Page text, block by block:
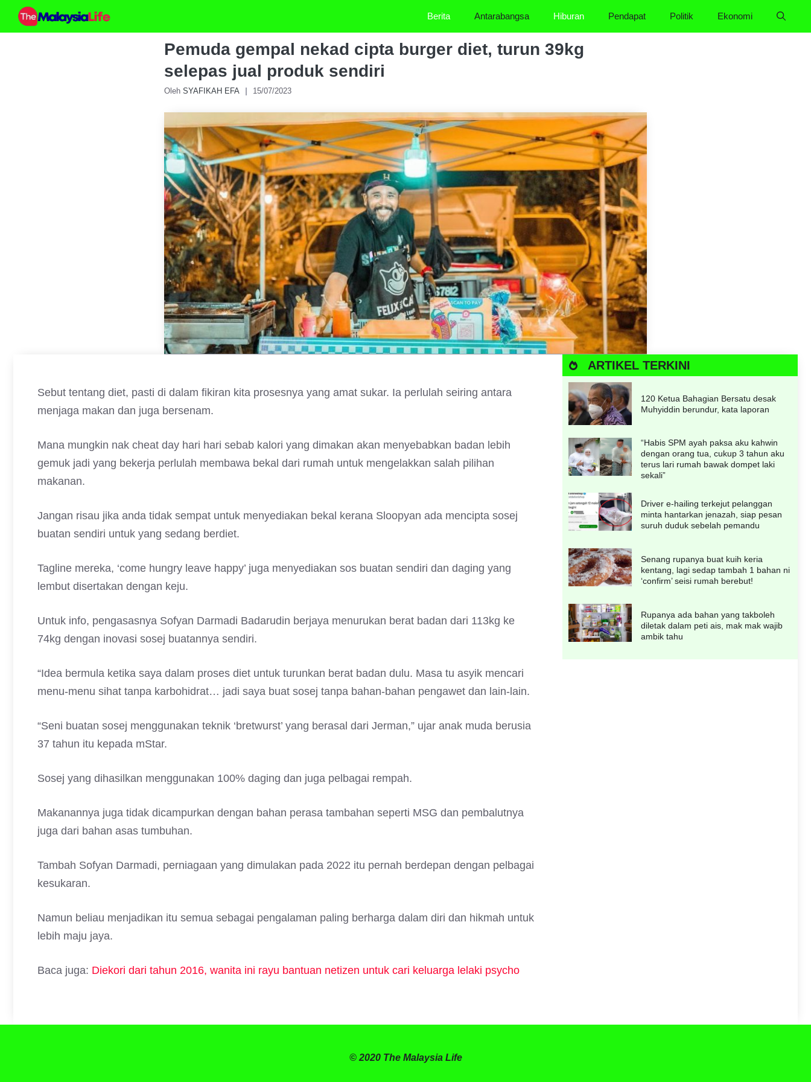
Skip
Berita Antarabangsa Hiburan Pendapat Politik Ekonomi
Pemuda gempal nekad cipta burger diet, turun 39kg
selepas jual produk sendiri
Oleh SYAFIKAH EFA 15/07/2023
Sebut tentang diet, pasti di dalam fikiran kita prosesnya yang amat sukar. Ia perlulah seiring antara
menjaga makan dan juga bersenam.
Mana mungkin nak cheat day hari hari sebab kalori yang dimakan akan menyebabkan badan lebih
gemuk jadi yang bekerja perlulah membawa bekal dari rumah untuk mengelakkan salah pilihan
makanan.
Jangan risau jika anda tidak sempat untuk menyediakan bekal kerana Sloopyan ada mencipta sosej
buatan sendiri untuk yang sedang berdiet.
Tagline mereka, ‘come hungry leave happy’ juga menyediakan sos buatan sendiri dan daging yang
lembut disertakan dengan keju.
Untuk info, pengasasnya Sofyan Darmadi Badarudin berjaya menurukan berat badan dari 113kg ke
74kg dengan inovasi sosej buatannya sendiri.
“Idea bermula ketika saya dalam proses diet untuk turunkan berat badan dulu. Masa tu asyik mencari
menu-menu sihat tanpa karbohidrat… jadi saya buat sosej tanpa bahan-bahan pengawet dan lain-lain.
“Seni buatan sosej menggunakan teknik ‘bretwurst’ yang berasal dari Jerman,” ujar anak muda berusia
37 tahun itu kepada mStar.
Sosej yang dihasilkan menggunakan 100% daging dan juga pelbagai rempah.
Makanannya juga tidak dicampurkan dengan bahan perasa tambahan seperti MSG dan pembalutnya
juga dari bahan asas tumbuhan.
Tambah Sofyan Darmadi, perniagaan yang dimulakan pada 2022 itu pernah berdepan dengan pelbagai
kesukaran.
Namun beliau menjadikan itu semua sebagai pengalaman paling berharga dalam diri dan hikmah untuk
lebih maju jaya.
Baca juga: Diekori dari tahun 2016, wanita ini rayu bantuan netizen untuk cari keluarga lelaki psycho
ARTIKEL TERKINI
120 Ketua Bahagian Bersatu desak
Muhyiddin berundur, kata laporan
“Habis SPM ayah paksa aku kahwin
dengan orang tua, cukup 3 tahun aku
terus lari rumah bawak dompet laki
sekali”
Driver e-hailing terkejut pelanggan
minta hantarkan jenazah, siap pesan
suruh duduk sebelah pemandu
Senang rupanya buat kuih keria
kentang, lagi sedap tambah 1 bahan ni
‘confirm’ seisi rumah berebut!
Rupanya ada bahan yang takboleh
diletak dalam peti ais, mak mak wajib
ambik tahu
© 2020 The Malaysia Life